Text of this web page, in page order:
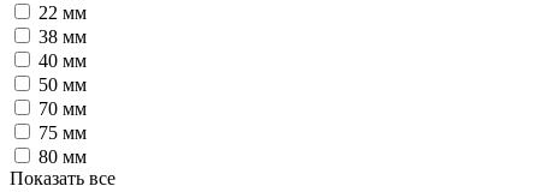
22 мм
38 мм
40 мм
50 мм
70 мм
75 мм
80 мм
Показать все